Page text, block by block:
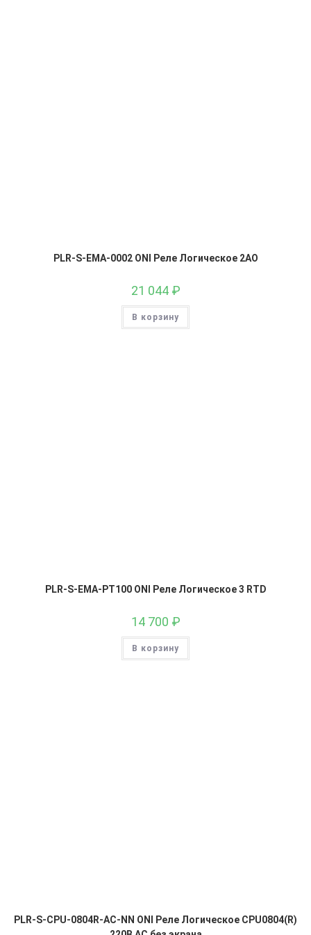
PLR-S-EMA-0002 ONI Реле Логическое 2AO
21 044 ₽
В корзину
PLR-S-EMA-PT100 ONI Реле Логическое 3 RTD
14 700 ₽
В корзину
PLR-S-CPU-0804R-AC-NN ONI Реле Логическое CPU0804(R)